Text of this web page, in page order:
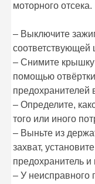
моторного отсека.
– Выключите
соответствующей
– Снимите
помощью
предохранителей
– Определите,
того или иного
– Выньте из
захват,
предохранитель и
– У неисправного